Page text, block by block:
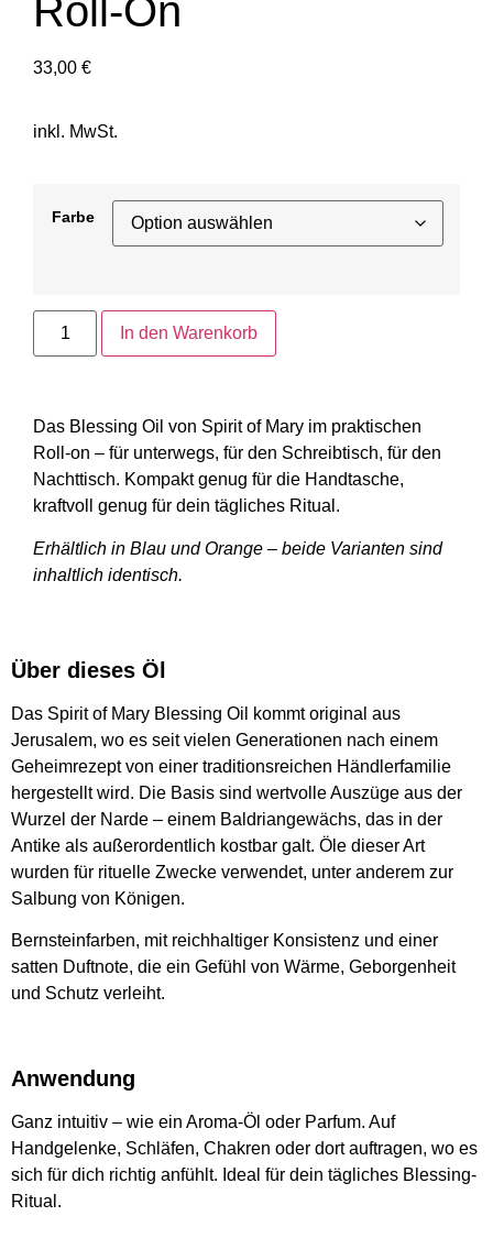
Roll-On
33,00 €
inkl. MwSt.
Farbe
In den Warenkorb
Das Blessing Oil von Spirit of Mary im praktischen
Roll-on – für unterwegs, für den Schreibtisch, für den
Nachttisch. Kompakt genug für die Handtasche,
kraftvoll genug für dein tägliches Ritual.
Erhältlich in Blau und Orange – beide Varianten sind
inhaltlich identisch.
Über dieses Öl
Das Spirit of Mary Blessing Oil kommt original aus
Jerusalem, wo es seit vielen Generationen nach einem
Geheimrezept von einer traditionsreichen Händlerfamilie
hergestellt wird. Die Basis sind wertvolle Auszüge aus der
Wurzel der Narde – einem Baldriangewächs, das in der
Antike als außerordentlich kostbar galt. Öle dieser Art
wurden für rituelle Zwecke verwendet, unter anderem zur
Salbung von Königen.
Bernsteinfarben, mit reichhaltiger Konsistenz und einer
satten Duftnote, die ein Gefühl von Wärme, Geborgenheit
und Schutz verleiht.
Anwendung
Ganz intuitiv – wie ein Aroma-Öl oder Parfum. Auf
Handgelenke, Schläfen, Chakren oder dort auftragen, wo es
sich für dich richtig anfühlt. Ideal für dein tägliches Blessing-
Ritual.